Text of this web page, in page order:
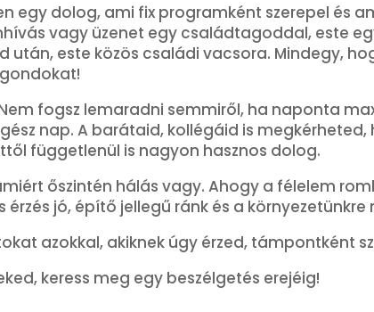
egy dolog, ami fix programként szerepel és
vagy üzenet egy családtagoddal, este
este közös családi vacsora. Mindegy,
fogsz lemaradni semmiről, ha naponta
nap. A barátaid, kollégáid is
függetlenül is nagyon hasznos dolog.
őszintén hálás vagy. Ahogy a félelem
jó, építő jellegű ránk és a környezetünkre
azokkal, akiknek úgy érzed, támpontként
keress meg egy beszélgetés erejéig!